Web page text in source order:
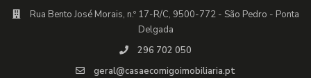
Rua Bento José Morais, n.º 17-R/C, 9500-772 - São Pedro - Ponta
Delgada
296 702 050
geral@casaecomigoimobiliaria.pt